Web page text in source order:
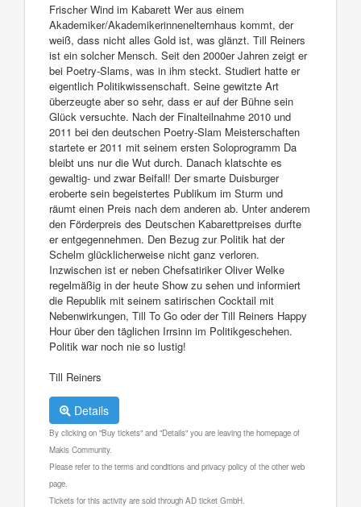
Frischer Wind im Kabarett Wer aus einem
Akademiker/Akademikerinnenelternhaus kommt, der
weiß, dass nicht alles Gold ist, was glänzt. Till Reiners
ist ein solcher Mensch. Seit den 2000er Jahren zeigt er
bei Poetry-Slams, was in ihm steckt. Studiert hatte er
eigentlich Politikwissenschaft. Seine gewitzte Art
überzeugte aber so sehr, dass er auf der Bühne sein
Glück versuchte. Nach der Finalteilnahme 2010 und
2011 bei den deutschen Poetry-Slam Meisterschaften
startete er 2011 mit seinem ersten Soloprogramm Da
bleibt uns nur die Wut durch. Danach klatschte es
gewaltig- und zwar Beifall! Der smarte Duisburger
eroberte sein begeistertes Publikum im Sturm und
räumt einen Preis nach dem anderen ab. Unter anderem
den Förderpreis des Deutschen Kabarettpreises durfte
er entgegennehmen. Den Bezug zur Politik hat der
Schelm glücklicherweise nicht ganz verloren.
Inzwischen ist er neben Chefsatiriker Oliver Welke
regelmäßig in der heute Show zu sehen und informiert
die Republik mit seinem satirischen Cocktail mit
Nebenwirkungen, Till To Go oder der Till Reiners Happy
Hour über den täglichen Irrsinn im Politikgeschehen.
Politik war noch nie so lustig!
Till Reiners
Details
By clicking on "Buy tickets" and "Details" you are leaving the homepage of
Makis Community.
Please refer to the terms and conditions and privacy policy of the other web
page.
Tickets for this activity are sold through AD ticket GmbH.